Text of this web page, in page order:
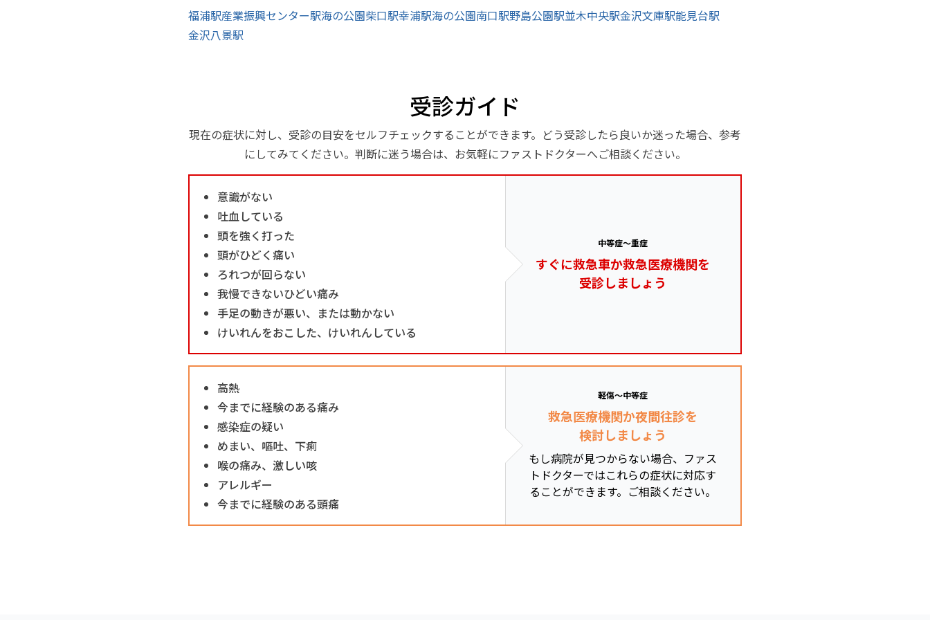
福浦駅産業振興センター駅海の公園柴口駅幸浦駅海の公園南口駅野島公園駅並木中央駅金沢文庫駅能見台駅
金沢八景駅
受診ガイド
現在の症状に対し、受診の目安をセルフチェックすることができます。どう受診したら良いか迷った場合、参考
にしてみてください。判断に迷う場合は、お気軽にファストドクターへご相談ください。
意識がない
吐血している
頭を強く打った
頭がひどく痛い
ろれつが回らない
我慢できないひどい痛み
手足の動きが悪い、または動かない
けいれんをおこした、けいれんしている
中等症～重症
すぐに救急車か救急医療機関を
受診しましょう
高熱
今までに経験のある痛み
感染症の疑い
めまい、嘔吐、下痢
喉の痛み、激しい咳
アレルギー
今までに経験のある頭痛
軽傷～中等症
救急医療機関か夜間往診を
検討しましょう
もし病院が見つからない場合、ファス
トドクターではこれらの症状に対応す
ることができます。ご相談ください。